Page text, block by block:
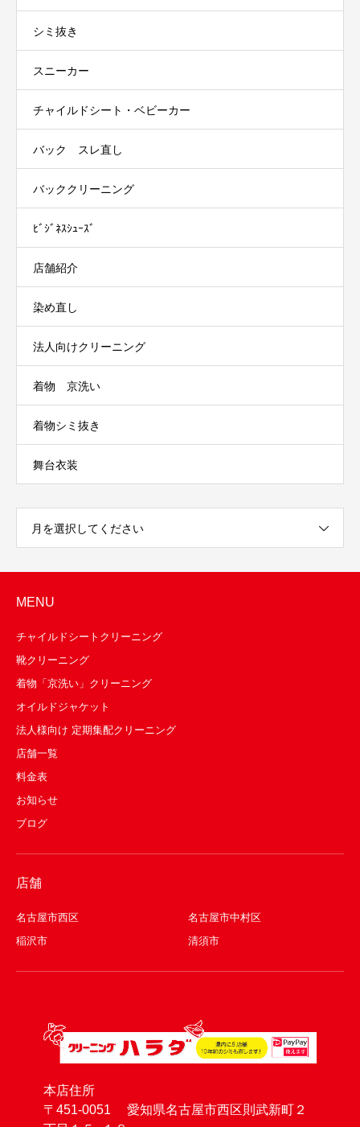
シミ抜き
スニーカー
チャイルドシート・ベビーカー
バック スレ直し
バッククリーニング
ﾋﾞｼﾞﾈｽｼｭｰｽﾞ
店舗紹介
染め直し
法人向けクリーニング
着物 京洗い
着物シミ抜き
舞台衣装
月を選択してください
MENU
チャイルドシートクリーニング
靴クリーニング
着物「京洗い」クリーニング
オイルドジャケット
法人様向け 定期集配クリーニング
店舗一覧
料金表
お知らせ
ブログ
店舗
名古屋市西区
名古屋市中村区
稲沢市
清須市
本店住所
〒451-0051 愛知県名古屋市西区則武新町２